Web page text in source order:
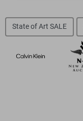
State of Art SALE